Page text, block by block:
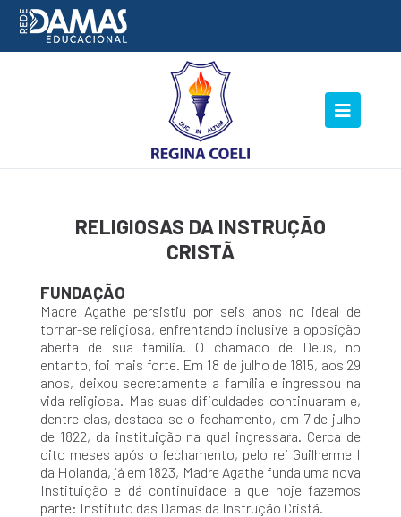
RELIGIOSAS DA INSTRUÇÃO
CRISTÃ
FUNDAÇÃO
Madre Agathe persistiu por seis anos no ideal de
tornar-se religiosa, enfrentando inclusive a oposição
aberta de sua família. O chamado de Deus, no
entanto, foi mais forte. Em 18 de julho de 1815, aos 29
anos, deixou secretamente a família e ingressou na
vida religiosa. Mas suas dificuldades continuaram e,
dentre elas, destaca-se o fechamento, em 7 de julho
de 1822, da instituição na qual ingressara. Cerca de
oito meses após o fechamento, pelo rei Guilherme I
da Holanda, já em 1823, Madre Agathe funda uma nova
Instituição e dá continuidade a que hoje fazemos
parte: Instituto das Damas da Instrução Cristã.